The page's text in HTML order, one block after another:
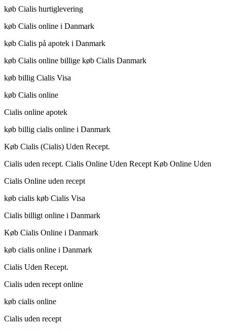
køb Cialis hurtiglevering
køb Cialis online i Danmark
køb Cialis på apotek i Danmark
køb Cialis online billige køb Cialis Danmark
køb billig Cialis Visa
køb Cialis online
Cialis online apotek
køb billig cialis online i Danmark
Køb Cialis (Cialis) Uden Recept.
Cialis uden recept. Cialis Online Uden Recept Køb Online Uden
Cialis Online uden recept
køb cialis køb Cialis Visa
Cialis billigt online i Danmark
Køb Cialis Online i Danmark
køb cialis online i Danmark
Cialis Uden Recept.
Cialis uden recept online
køb cialis online
Cialis uden recept